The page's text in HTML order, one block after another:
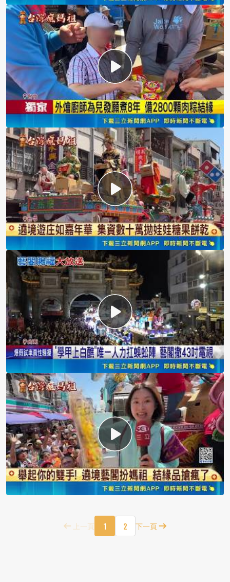
上一頁 1 2 下一頁